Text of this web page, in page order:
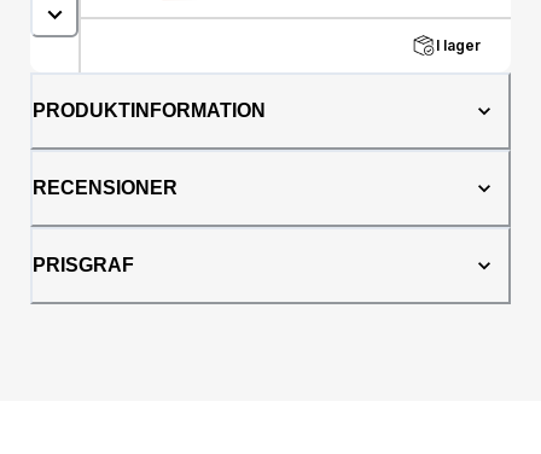
I lager
PRODUKTINFORMATION
RECENSIONER
PRISGRAF